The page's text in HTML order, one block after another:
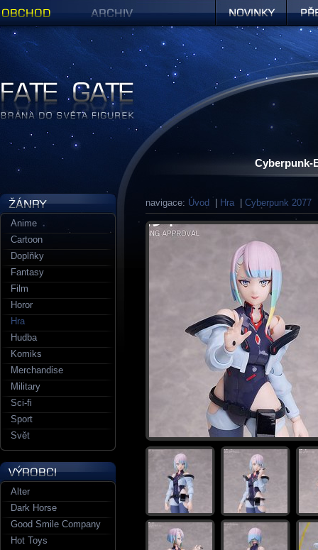
Cyberpunk-
navigace: Úvod Hra Cyberpunk 2077
Anime
Cartoon
Doplňky
Fantasy
Film
Horor
Hra
Hudba
Komiks
Merchandise
Military
Sci-fi
Sport
Svět
Alter
Dark Horse
Good Smile Company
Hot Toys
Figurky a sošky | Fate Gate